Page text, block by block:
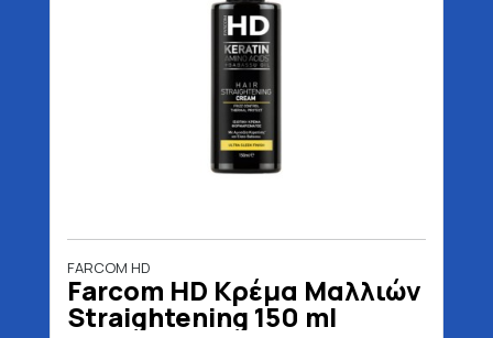
FARCOM HD
Farcom HD Κρέμα Μαλλιών
Straightening 150 ml